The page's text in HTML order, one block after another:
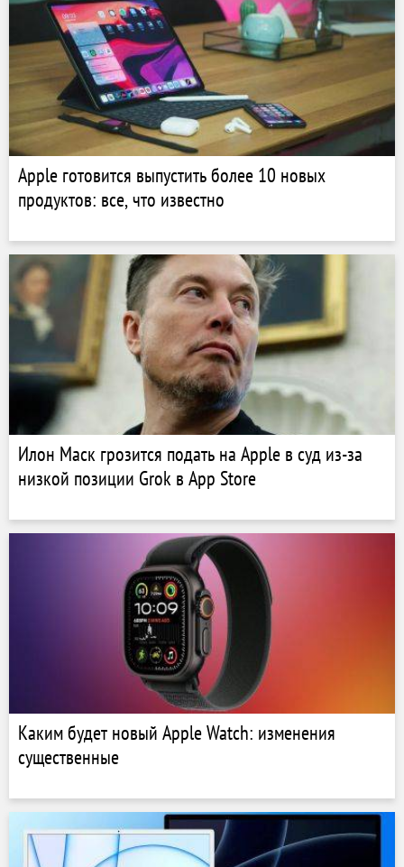
Apple готовится выпустить более 10 новых
продуктов: все, что известно
Илон Маск грозится подать на Apple в суд из-за
низкой позиции Grok в App Store
Каким будет новый Apple Watch: изменения
существенные